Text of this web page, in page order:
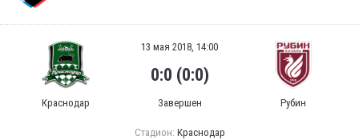
Краснодар
13 мая 2018, 14:00
0:0 (0:0)
Завершен Рубин
Стадион: Краснодар